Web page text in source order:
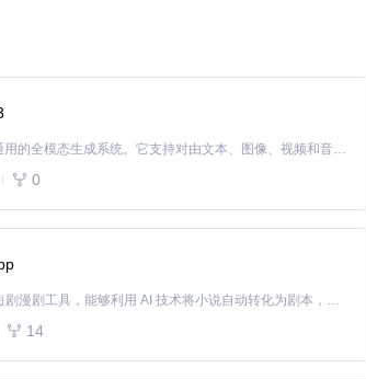
绿环境数据，切换前执行数据校验 ⚠️ 性能退化：部
MiniMax H3 是一个通用的全模态生成系统。它支持对由文本、图像、视频和音频组成的多模态上下文进行统一理解，并能生成分辨率高达 2K、时长可达 15 秒的带原生立体声音频的视频。得益于面向任务泛化的系统设计，H3 在预训练阶段就已具备广泛的多模态上下文理解与生成能力，能够出色地执行复杂的多模态指令。
0
Toonflow 是一款 AI 短剧漫剧工具，能够利用 AI 技术将小说自动转化为剧本，并结合 AI 生成的图片和视频，实现高效的短剧创作。借助 Toonflow，可以轻松完成从文字到影像的全流程，让短剧制作变得更加智能与便捷。
14